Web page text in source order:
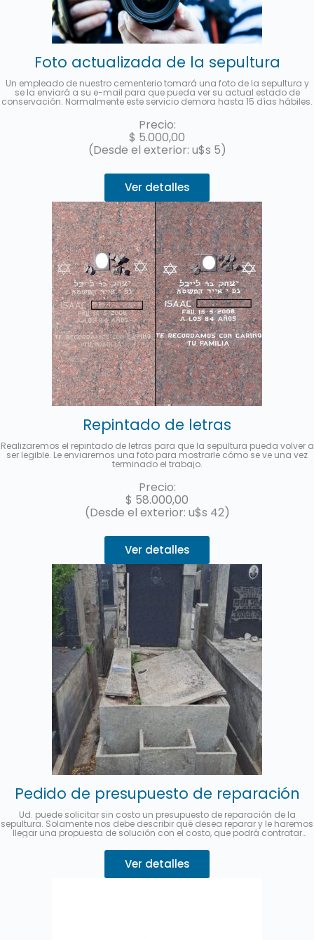
Foto actualizada de la sepultura
Un empleado de nuestro cementerio tomará una foto de la sepultura y
se la enviará a su e-mail para que pueda ver su actual estado de
conservación. Normalmente este servicio demora hasta 15 días hábiles.
Precio:
$ 5.000,00
(Desde el exterior: u$s 5)
Ver detalles
Repintado de letras
Realizaremos el repintado de letras para que la sepultura pueda volver a
ser legible. Le enviaremos una foto para mostrarle cómo se ve una vez
terminado el trabajo.
Precio:
$ 58.000,00
(Desde el exterior: u$s 42)
Ver detalles
Pedido de presupuesto de reparación
Ud. puede solicitar sin costo un presupuesto de reparación de la
sepultura. Solamente nos debe describir qué desea reparar y le haremos
llegar una propuesta de solución con el costo, que podrá contratar
interés con MercadoPago.Describa su pedido 👇
Ver detalles